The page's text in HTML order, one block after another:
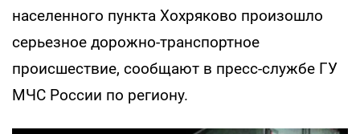
населенного пункта Хохряково произошло
серьезное дорожно-транспортное
происшествие, сообщают в пресс-службе ГУ
МЧС России по региону.